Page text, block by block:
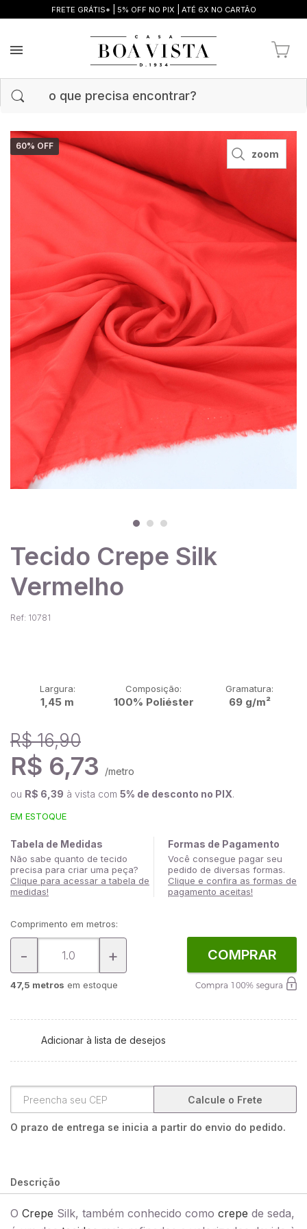
FRETE GRÁTIS* 5% OFF NO PIX ATÉ 6X NO CARTÃO
60% OFF
zoom
Tecido Crepe Silk
Vermelho
Ref: 10781
Largura:
1,45 m
Composição:
100% Poliéster
Gramatura:
69 g/m²
R$ 16,90
R$ 6,73
/metro
ou R$ 6,39 à vista com 5% de desconto no PIX.
EM ESTOQUE
Tabela de Medidas
Não sabe quanto de tecido
precisa para criar uma peça?
Clique para acessar a tabela de
medidas!
Formas de Pagamento
Você consegue pagar seu
pedido de diversas formas.
Clique e confira as formas de
pagamento aceitas!
Comprimento em metros:
- +
47,5 metros em estoque
COMPRAR
Adicionar à lista de desejos
Calcule o Frete
O prazo de entrega se inicia a partir do envio do pedido.
Descrição
O Crepe Silk, também conhecido como crepe de seda,